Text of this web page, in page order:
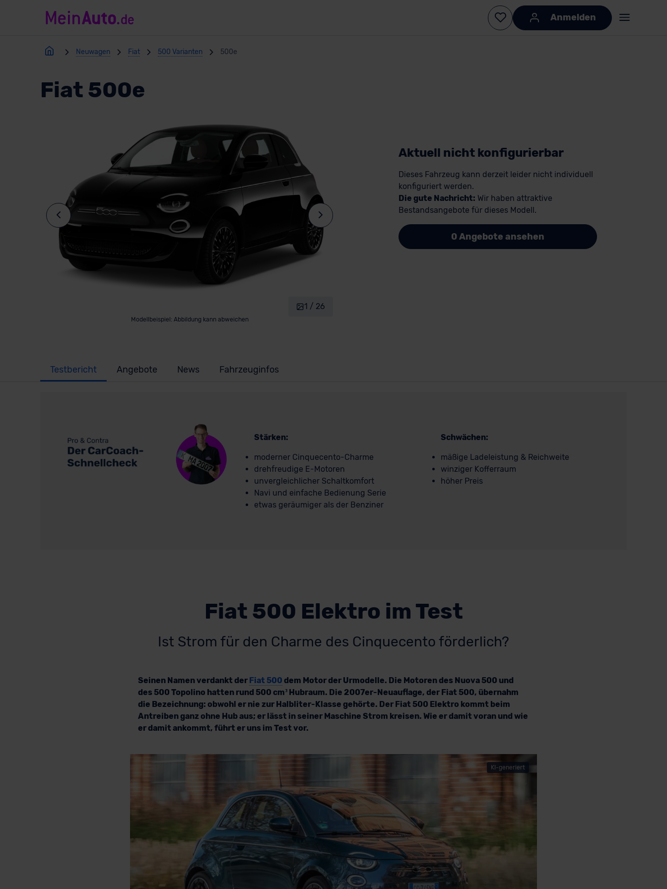
Anmelden
Neuwagen Fiat 500 Varianten 500e
Fiat 500e
Modellbeispiel: Abbildung kann abweichen
1 / 26
Aktuell nicht konfigurierbar
Dieses Fahrzeug kann derzeit leider nicht individuell
konfiguriert werden.
Die gute Nachricht: Wir haben attraktive
Bestandsangebote für dieses Modell.
0 Angebote ansehen
Testbericht Angebote News Fahrzeuginfos
Stärken:
moderner Cinquecento-Charme
drehfreudige E-Motoren
unvergleichlicher Schaltkomfort
Navi und einfache Bedienung Serie
etwas geräumiger als der Benziner
Schwächen:
mäßige Ladeleistung & Reichweite
winziger Kofferraum
höher Preis
Fiat 500 Elektro im Test
Ist Strom für den Charme des Cinquecento förderlich?
Seinen Namen verdankt der Fiat 500 dem Motor der Urmodelle. Die Motoren des Nuova 500 und
des 500 Topolino hatten rund 500 cm³ Hubraum. Die 2007er-Neuauflage, der Fiat 500, übernahm
die Bezeichnung: obwohl er nie zur Halbliter-Klasse gehörte. Der Fiat 500 Elektro kommt beim
Antreiben ganz ohne Hub aus; er lässt in seiner Maschine Strom kreisen. Wie er damit voran und wie
er damit ankommt, führt er uns im Test vor.
KI-generiert